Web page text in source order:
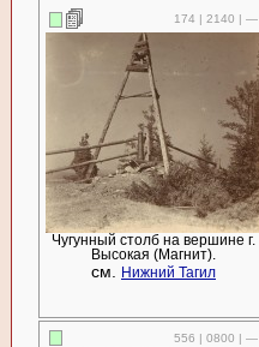
174 | 2140 | —
Чугунный столб на вершине г.
Высокая (Магнит).
см. Нижний Тагил
556 | 0800 | —